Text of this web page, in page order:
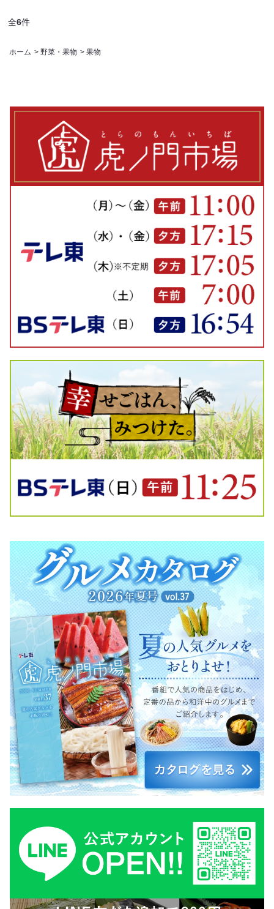
全6件
ホーム > 野菜・果物 > 果物